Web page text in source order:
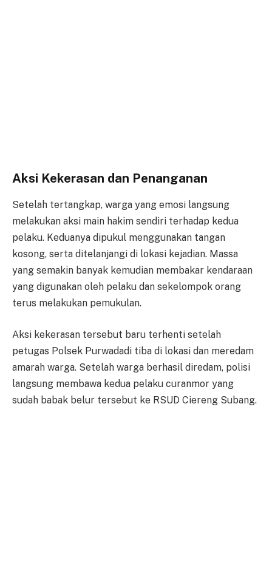
Aksi Kekerasan dan Penanganan
Setelah tertangkap, warga yang emosi langsung
melakukan aksi main hakim sendiri terhadap kedua
pelaku. Keduanya dipukul menggunakan tangan
kosong, serta ditelanjangi di lokasi kejadian. Massa
yang semakin banyak kemudian membakar kendaraan
yang digunakan oleh pelaku dan sekelompok orang
terus melakukan pemukulan.
Aksi kekerasan tersebut baru terhenti setelah
petugas Polsek Purwadadi tiba di lokasi dan meredam
amarah warga. Setelah warga berhasil diredam, polisi
langsung membawa kedua pelaku curanmor yang
sudah babak belur tersebut ke RSUD Ciereng Subang.